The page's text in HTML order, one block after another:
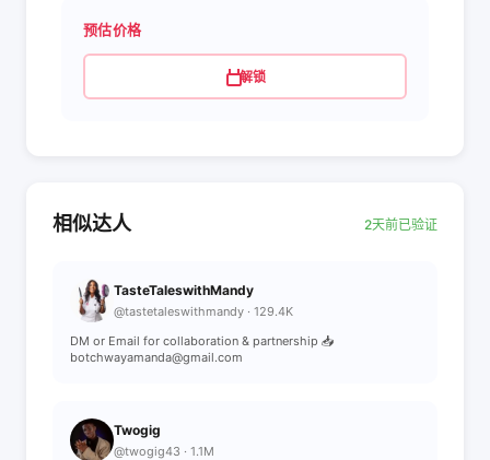
预估价格
解锁
相似达人 2天前已验证
TasteTaleswithMandy
@tastetaleswithmandy · 129.4K
DM or Email for collaboration & partnership 📥
botchwayamanda@gmail.com
Twogig
@twogig43 · 1.1M